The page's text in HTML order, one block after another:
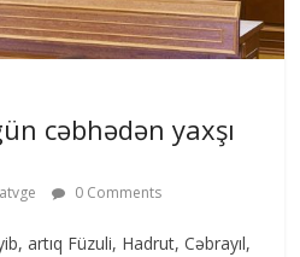
cəbhədən yaxşı
0 Comments
artıq Füzuli, Hadrut, Cəbrayıl,